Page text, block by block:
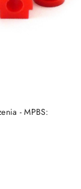
- MPBS: